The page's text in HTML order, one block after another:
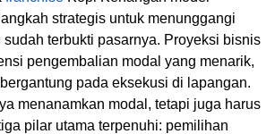
strategis untuk menunggangi
sudah terbukti pasarnya. Proyeksi bisnis
pengembalian modal yang menarik,
pada eksekusi di lapangan.
menanamkan modal, tetapi juga harus
pilar utama terpenuhi: pemilihan